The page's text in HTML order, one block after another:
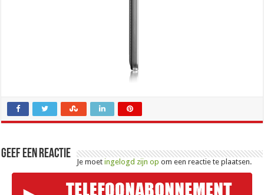
Geef een reactie
Je moetingelogd zijn op om een reactie te plaatsen.